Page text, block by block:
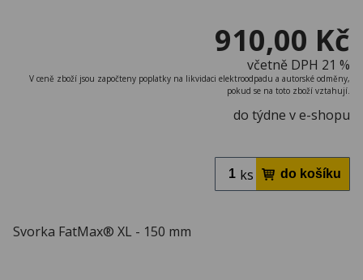
910,00 Kč
včetně DPH 21 %
V ceně zboží jsou započteny poplatky na likvidaci elektroodpadu a autorské odměny,
pokud se na toto zboží vztahují.
do týdne v e-shopu
ks
Svorka FatMax® XL - 150 mm